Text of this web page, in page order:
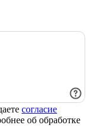
согласие
об обработке